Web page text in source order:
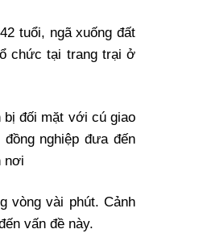
tuổi, ngã xuống đất
chức tại trang trại ở
bị đối mặt với cú giao
nghiệp đưa đến
nơi
vòng vài phút. Cảnh
vấn đề này.